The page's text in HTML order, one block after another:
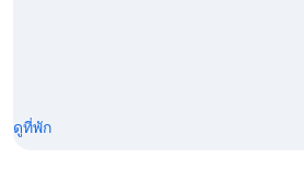
ดูที่พัก